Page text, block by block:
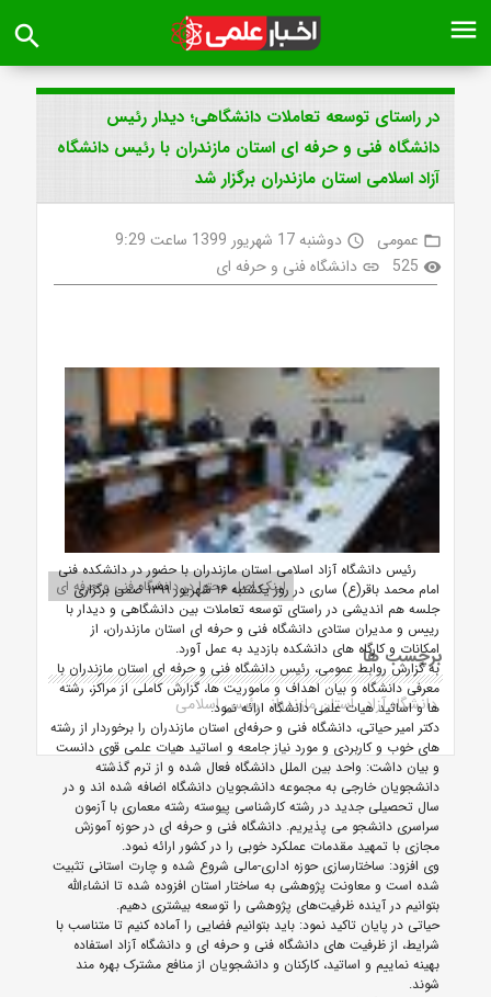
menu
search
در راستای توسعه تعاملات دانشگاهی؛ دیدار رئیس
دانشگاه فنی و حرفه ای استان مازندران با رئیس دانشگاه
آزاد اسلامی استان مازندران برگزار شد
folder_open عمومی access_time دوشنبه 17 شهریور 1399 ساعت 9:29
visibility
525
link دانشگاه فنی و حرفه ای
رئیس دانشگاه آزاد اسلامی استان مازندران با حضور در دانشکده فنی
امام محمد باقر(ع) ساری در روز یکشنبه ۱۶ شهریور ۱۳۹۹ ضمن برگزاری
جلسه هم اندیشی در راستای توسعه تعاملات بین دانشگاهی و دیدار با
رییس و مدیران ستادی دانشگاه فنی و حرفه ای استان مازندران، از
امکانات و کارگاه های دانشکده بازدید به عمل آورد.
به گزارش روابط عمومی، رئیس دانشگاه فنی و حرفه ای استان مازندران با
معرفی دانشگاه و بیان اهداف و ماموریت ها، گزارش کاملی از مراکز، رشته
ها و اساتید هیات علمی دانشگاه ارائه نمود.
دکتر امیر حیاتی، دانشگاه فنی و حرفه‌ای استان مازندران را برخوردار از رشته
های خوب و کاربردی و مورد نیاز جامعه و اساتید هیات علمی قوی دانست
و بیان داشت: واحد بین الملل دانشگاه فعال شده و از ترم گذشته
دانشجویان خارجی به مجموعه دانشجویان دانشگاه اضافه شده اند و در
سال تحصیلی جدید در رشته کارشناسی پیوسته رشته معماری با آزمون
سراسری دانشجو می پذیریم. دانشگاه فنی و حرفه ای در حوزه آموزش
مجازی با تمهید مقدمات عملکرد خوبی را در کشور ارائه نمود.
وی افزود: ساختارسازی حوزه اداری-مالی شروع شده و چارت استانی تثبیت
شده است و معاونت پژوهشی به ساختار استان افزوده شده تا انشاءالله
بتوانیم در آینده ظرفیت‌های پژوهشی را توسعه بیشتری دهیم.
حیاتی در پایان تاکید نمود: باید بتوانیم فضایی را آماده کنیم تا متناسب با
شرایط، از ظرفیت های دانشگاه فنی و حرفه ای و دانشگاه آزاد استفاده
بهینه نماییم و اساتید، کارکنان و دانشجویان از منافع مشترک بهره مند
شوند.
لینک اصل محتوا در دانشگاه فنی و حرفه ای
برچسب ها
دانشگاه آزاد استان مازندران رئیس اسلامی